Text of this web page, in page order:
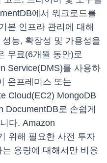
에서 워크로드를
본 인프라 관리에 대해
능, 확장성 및 가용성을
무료(6개월 동안)로
Service(DMS)를 사용하
온프레미스 또는
Cloud(EC2) MongoDB
DocumentDB로 손쉽게
다. Amazon
위해 필요한 사전 투자
용량에 대해서만 비용